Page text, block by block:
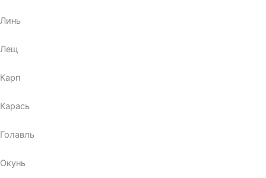
Линь
Лещ
Карп
Карась
Голавль
Окунь